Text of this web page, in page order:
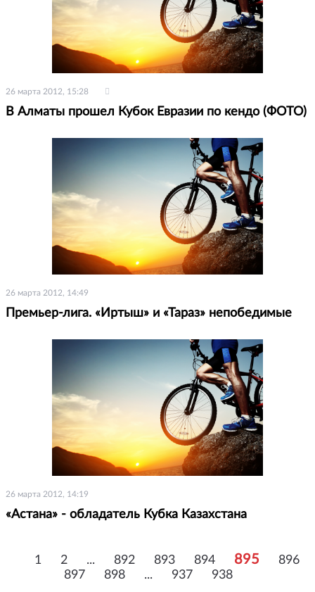
26 марта 2012, 15:28
В Алматы прошел Кубок Евразии по кендо (ФОТО)
26 марта 2012, 14:49
Премьер-лига. «Иртыш» и «Тараз» непобедимые
26 марта 2012, 14:19
«Астана» - обладатель Кубка Казахстана
1 2 ... 892 893 894 895
896
897
898 ... 937 938